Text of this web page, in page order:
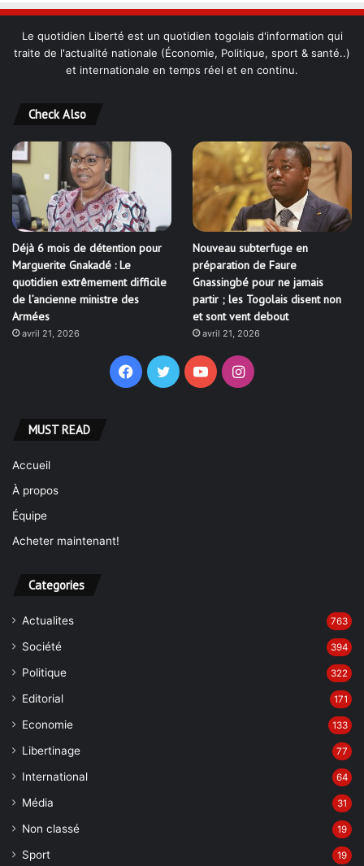
Le quotidien Liberté est un quotidien togolais d'information qui
traite de l'actualité nationale (Économie, Politique, sport & santé..)
et internationale en temps réel et en continu.
Check Also
Déjà 6 mois de détention pour
Marguerite Gnakadé : Le
quotidien extrêmement difficile
de l’ancienne ministre des
Armées
avril 21, 2026
Nouveau subterfuge en
préparation de Faure
Gnassingbé pour ne jamais
partir ; les Togolais disent non
et sont vent debout
avril 21, 2026
Facebook
TwitterYouTubeInstagram
MUST READ
Accueil
À propos
Équipe
Acheter maintenant!
Categories
Actualites 763
Société 394
Politique 322
Editorial 171
Economie 133
Libertinage 77
International 64
Média 31
Non classé 19
Sport 19